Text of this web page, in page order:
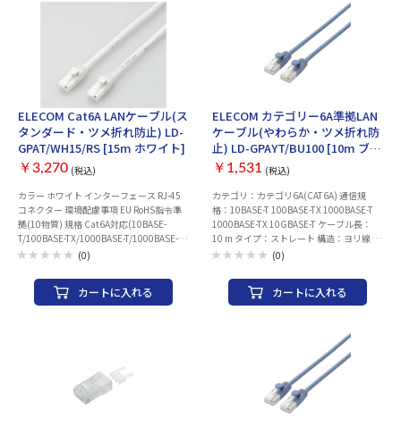
(ScTP/2重フォイルテープシールド仕様)
十字介材：× 外部シース（被膜）材質：
PVC レングスマーク付：× 導体構成：ヨ
リ線(24AWG) コネクタ有無：両端コネク
ター付 モールド加工コネクタ：○ スリム
コネクタ：○ 爪折れ防止カバー付コネク
ELECOM Cat6A LANケーブル(ス
タンダード・ツメ折れ防止) LD-
GPAT/WH15/RS [15m ホワイト]
￥3,270 (税込)
カラー ホワイト インターフェース RJ-45
コネクター 環境配慮事項 EU RoHS指令準
拠(10物質) 規格 Cat6A対応(10BASE-
T/100BASE-TX/1000BASE-T/1000BASE-
TX/10GBASE-T対応) 伝送速度 10Gbps 伝
ネクター含まず ケーブル太さ 約6.5mm 芯
数 8芯 結線方式 ストレート結線 ヨリ対芯
線(ツイストペアケーブル) ○ シールド 無
ター付 モールド加工コネクター ○ スリム
コネクター ○ 爪折れ防止カバー付きコネ
クター ○ ケーブル巻き取り機能 × パッケ
(0)
カートに入れる
ELECOM カテゴリー6A準拠LAN
ケーブル(やわらか・ツメ折れ防
止) LD-GPAYT/BU100 [10m ブル
ー]
￥1,531 (税込)
カテゴリ：カテゴリ6A(CAT6A) 通信規
格：10BASE-T 100BASE-TX 1000BASE-T
1000BASE-TX 10GBASE-T ケーブル長：
10 m タイプ：ストレート 構造：ヨリ線 コ
ネクタ保護機能：○
(0)
カートに入れる